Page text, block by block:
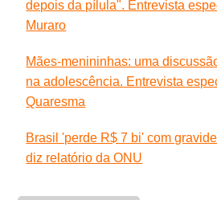
depois da pílula". Entrevista
Muraro
Mães-menininhas: uma
na adolescência. Entrevista
Quaresma
Brasil 'perde R$ 7 bi' com
diz relatório da ONU